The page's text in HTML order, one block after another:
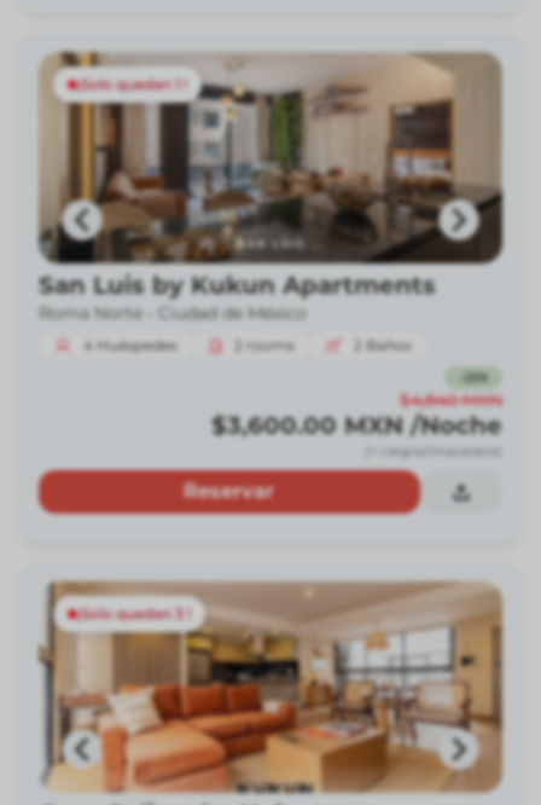
¡Solo quedan 1 !
San Luis by Kukun Apartments
Roma Norte - Ciudad de México
4 Huéspedes 2 rooms 2 Baños
26%
$4,840 MXN
$3,600.00 MXN /Noche
(+ cargos/impuestos)
Reservar
¡Solo quedan 3 !